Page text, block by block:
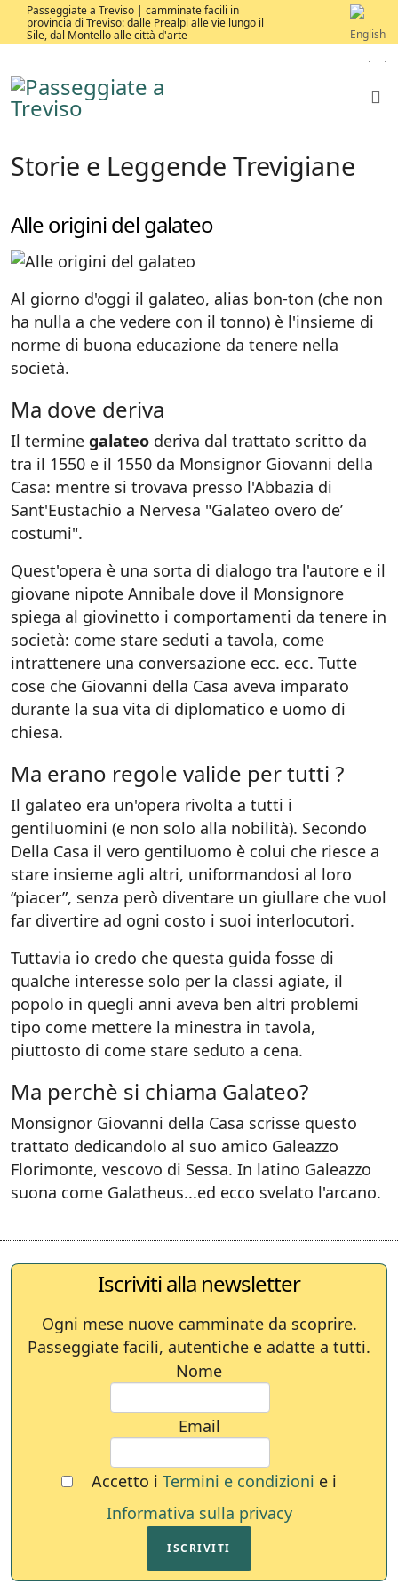
Passeggiate a Treviso | camminate facili in
provincia di Treviso: dalle Prealpi alle vie lungo il
Sile, dal Montello alle città d'arte
Storie e Leggende Trevigiane
Alle origini del galateo
Al giorno d'oggi il galateo, alias bon-ton (che non
ha nulla a che vedere con il tonno) è l'insieme di
norme di buona educazione da tenere nella
società.
Ma dove deriva
Il termine galateo deriva dal trattato scritto da
tra il 1550 e il 1550 da Monsignor Giovanni della
Casa: mentre si trovava presso l'Abbazia di
Sant'Eustachio a Nervesa "Galateo overo de’
costumi".
Quest'opera è una sorta di dialogo tra l'autore e il
giovane nipote Annibale dove il Monsignore
spiega al giovinetto i comportamenti da tenere in
società: come stare seduti a tavola, come
intrattenere una conversazione ecc. ecc. Tutte
cose che Giovanni della Casa aveva imparato
durante la sua vita di diplomatico e uomo di
chiesa.
Ma erano regole valide per tutti ?
Il galateo era un'opera rivolta a tutti i
gentiluomini (e non solo alla nobilità). Secondo
Della Casa il vero gentiluomo è colui che riesce a
stare insieme agli altri, uniformandosi al loro
“piacer”, senza però diventare un giullare che vuol
far divertire ad ogni costo i suoi interlocutori.
Tuttavia io credo che questa guida fosse di
qualche interesse solo per la classi agiate, il
popolo in quegli anni aveva ben altri problemi
tipo come mettere la minestra in tavola,
piuttosto di come stare seduto a cena.
Ma perchè si chiama Galateo?
Monsignor Giovanni della Casa scrisse questo
trattato dedicandolo al suo amico Galeazzo
Florimonte, vescovo di Sessa. In latino Galeazzo
suona come Galatheus...ed ecco svelato l'arcano.
Iscriviti alla newsletter
Ogni mese nuove camminate da scoprire.
Passeggiate facili, autentiche e adatte a tutti.
Nome
Email
Accetto i Termini e condizioni e i
Informativa sulla privacy
ISCRIVITI